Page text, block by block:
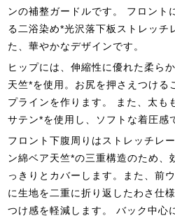
ンの補整ガードルです。 フロント
る二浴染め*光沢落下板ストレッチ
た、華やかなデザインです。
ヒップには、伸縮性に優れた柔ら
天竺*を使用。お尻を押さえつける
プラインを作ります。 また、太も
サテン*を使用し、ソフトな着圧感
フロント下腹周りはストレッチレ
ン綿ベア天竺*の三重構造のため、
っきりとカバーします。また、前
に生地を二重に折り返したわさ仕
つけ感を軽減します。 バック中心